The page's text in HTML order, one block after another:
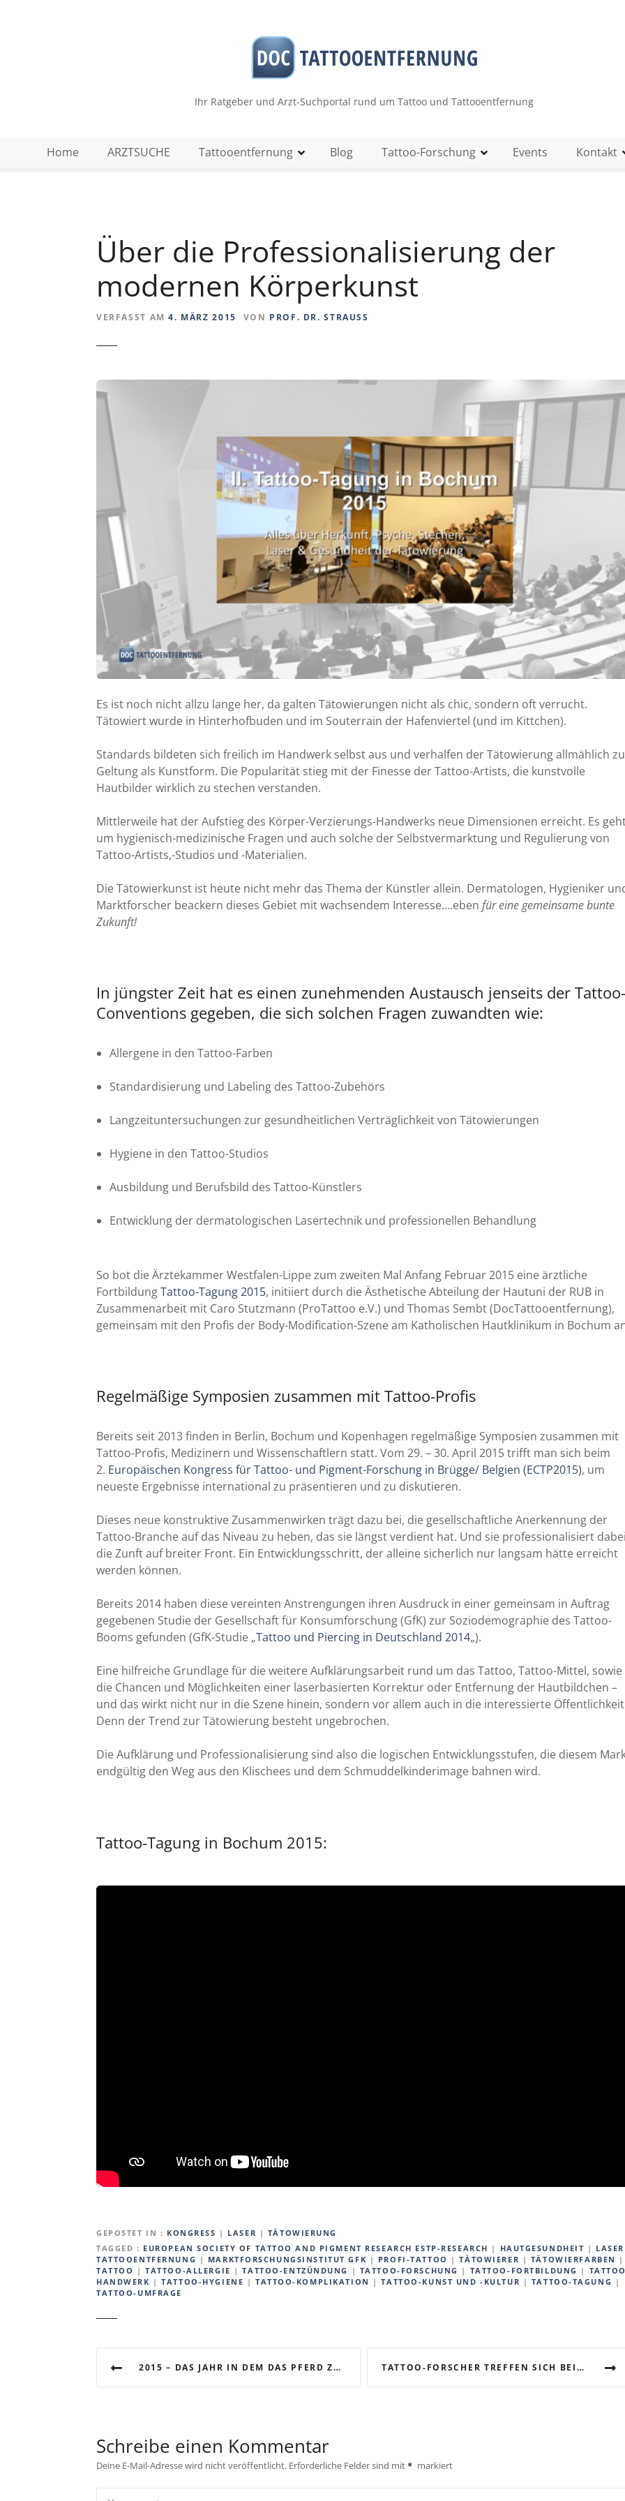
Ihr Ratgeber und Arzt-Suchportal rund um Tattoo und Tattooentfernung
Home ARZTSUCHE Tattooentfernung Blog Tattoo-Forschung Events Kontakt
Über die Professionalisierung der
modernen Körperkunst
VERFASST AM 4. MÄRZ 2015 VON PROF. DR. STRAUSS
Es ist noch nicht allzu lange her, da galten Tätowierungen nicht als chic, sondern oft verrucht.
Tätowiert wurde in Hinterhofbuden und im Souterrain der Hafenviertel (und im Kittchen).
Standards bildeten sich freilich im Handwerk selbst aus und verhalfen der Tätowierung allmählich
Geltung als Kunstform. Die Popularität stieg mit der Finesse der Tattoo-Artists, die kunstvolle
Hautbilder wirklich zu stechen verstanden.
Mittlerweile hat der Aufstieg des Körper-Verzierungs-Handwerks neue Dimensionen erreicht. Es
um hygienisch-medizinische Fragen und auch solche der Selbstvermarktung und Regulierung von
Tattoo-Artists,-Studios und -Materialien.
Die Tätowierkunst ist heute nicht mehr das Thema der Künstler allein. Dermatologen, Hygieniker
Marktforscher beackern dieses Gebiet mit wachsendem Interesse….eben für eine gemeinsame bunte
Zukunft!
In jüngster Zeit hat es einen zunehmenden Austausch jenseits der Tattoo-
Conventions gegeben, die sich solchen Fragen zuwandten wie:
Allergene in den Tattoo-Farben
Standardisierung und Labeling des Tattoo-Zubehörs
Langzeituntersuchungen zur gesundheitlichen Verträglichkeit von Tätowierungen
Hygiene in den Tattoo-Studios
Ausbildung und Berufsbild des Tattoo-Künstlers
Entwicklung der dermatologischen Lasertechnik und professionellen Behandlung
So bot die Ärztekammer Westfalen-Lippe zum zweiten Mal Anfang Februar 2015 eine ärztliche
FortbildungTattoo-Tagung 2015, initiiert durch die Ästhetische Abteilung der Hautuni der RUB in
Zusammenarbeit mit Caro Stutzmann (ProTattoo e.V.) und Thomas Sembt (DocTattooentfernung),
gemeinsam mit den Profis der Body-Modification-Szene am Katholischen Hautklinikum in Bochum
Regelmäßige Symposien zusammen mit Tattoo-Profis
Bereits seit 2013 finden in Berlin, Bochum und Kopenhagen regelmäßige Symposien zusammen mit
Tattoo-Profis, Medizinern und Wissenschaftlern statt. Vom 29. – 30. April 2015 trifft man sich beim
2. Europäischen Kongress für Tattoo- und Pigment-Forschung in Brügge/ Belgien (ECTP2015), um
neueste Ergebnisse international zu präsentieren und zu diskutieren.
Dieses neue konstruktive Zusammenwirken trägt dazu bei, die gesellschaftliche Anerkennung der
Tattoo-Branche auf das Niveau zu heben, das sie längst verdient hat. Und sie professionalisiert
die Zunft auf breiter Front. Ein Entwicklungsschritt, der alleine sicherlich nur langsam hätte erreicht
werden können.
Bereits 2014 haben diese vereinten Anstrengungen ihren Ausdruck in einer gemeinsam in Auftrag
gegebenen Studie der Gesellschaft für Konsumforschung (GfK) zur Soziodemographie des Tattoo-
Booms gefunden (GfK-Studie „Tattoo und Piercing in Deutschland 2014„).
Eine hilfreiche Grundlage für die weitere Aufklärungsarbeit rund um das Tattoo, Tattoo-Mittel, sowie
die Chancen und Möglichkeiten einer laserbasierten Korrektur oder Entfernung der Hautbildchen –
und das wirkt nicht nur in die Szene hinein, sondern vor allem auch in die interessierte
Denn der Trend zur Tätowierung besteht ungebrochen.
Die Aufklärung und Professionalisierung sind also die logischen Entwicklungsstufen, die diesem
endgültig den Weg aus den Klischees und dem Schmuddelkinderimage bahnen wird.
Tattoo-Tagung in Bochum 2015:
GEPOSTET IN KONGRESS | LASER | TÄTOWIERUNG
TAGGED
EUROPEAN SOCIETY OF TATTOO AND PIGMENT RESEARCH ESTP-RESEARCH | HAUTGESUNDHEIT | LASER
TATTOOENTFERNUNG | MARKTFORSCHUNGSINSTITUT GFK | PROFI-TATTOO |TÄTOWIERER | TÄTOWIERFARBEN |
TATTOO |TATTOO-ALLERGIE |TATTOO-ENTZÜNDUNG | TATTOO-FORSCHUNG | TATTOO-FORTBILDUNG |
HANDWERK |TATTOO-HYGIENE | TATTOO-KOMPLIKATION |TATTOO-KUNST UND -KULTUR | TATTOO-TAGUNG |
TATTOO-UMFRAGE
t
r
2015 – DAS JAHR IN DEM DAS PFERD ZUR ZIEGE WURDE TATTOO-FORSCHER TREFFEN SICH BEIM ECTP2015-KONGRESS IN BELGIEN
Schreibe einen Kommentar
Deine E-Mail-Adresse wird nicht veröffentlicht. Erforderliche Felder sind mit markiert